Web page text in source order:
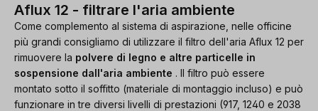
Aflux 12 - filtrare l'aria ambiente
Come complemento al sistema di aspirazione, nelle officine
più grandi consigliamo di utilizzare il filtro dell'aria Aflux 12 per
rimuovere la polvere di legno e altre particelle in
sospensione dall'aria ambiente . Il filtro può essere
montato sotto il soffitto (materiale di montaggio incluso) e può
funzionare in tre diversi livelli di prestazioni (917, 1240 e 2038